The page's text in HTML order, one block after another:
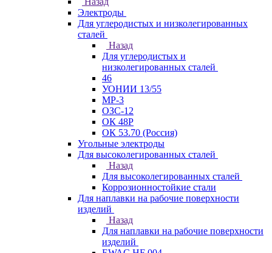
Электроды
Для углеродистых и низколегированных
сталей
Назад
Для углеродистых и
низколегированных сталей
46
УОНИИ 13/55
МР-3
ОЗС-12
ОК 48Р
ОК 53.70 (Россия)
Угольные электроды
Для высоколегированных сталей
Назад
Для высоколегированных сталей
Коррозионностойкие стали
Для наплавки на рабочие поверхности
изделий
Назад
Для наплавки на рабочие поверхности
изделий